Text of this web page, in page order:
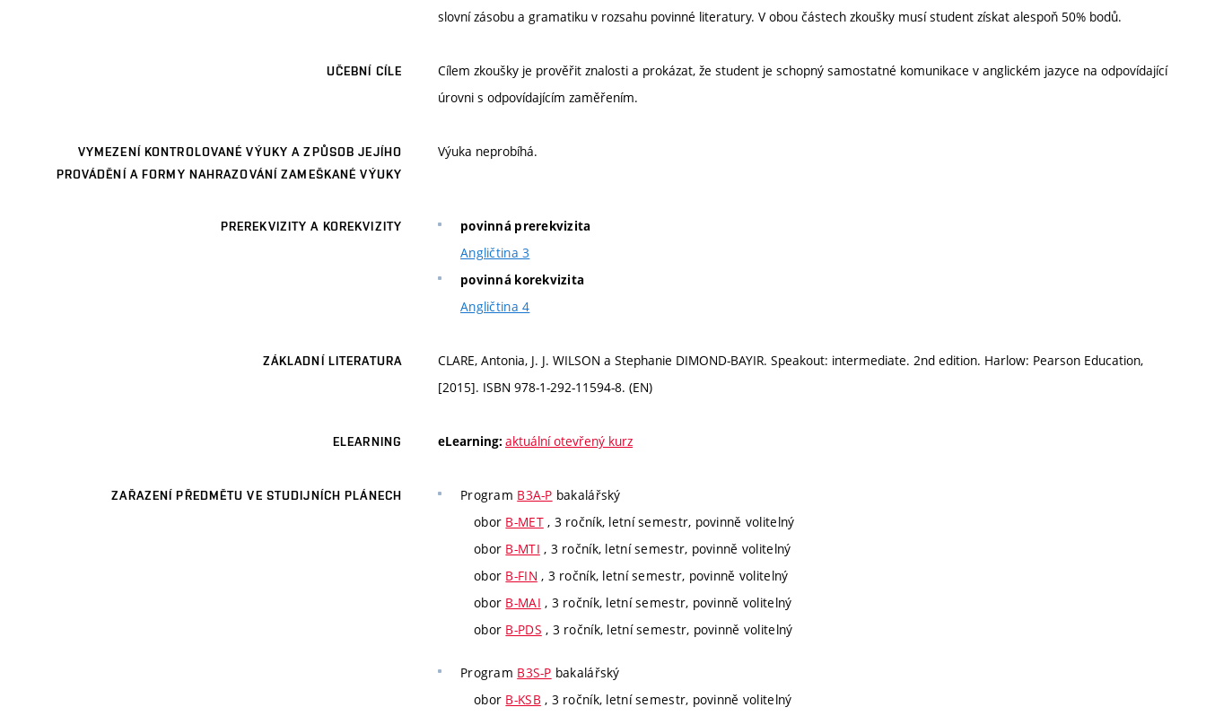
slovní zásobu a gramatiku v rozsahu povinné literatury. V obou částech zkoušky musí student získat alespoň 50% bodů.
UČEBNÍ CÍLE
Cílem zkoušky je prověřit znalosti a prokázat, že student je schopný samostatné komunikace v anglickém jazyce na odpovídající
úrovni s odpovídajícím zaměřením.
VYMEZENÍ KONTROLOVANÉ VÝUKY A ZPŮSOB JEJÍHO
PROVÁDĚNÍ A FORMY NAHRAZOVÁNÍ ZAMEŠKANÉ VÝUKY
Výuka neprobíhá.
PREREKVIZITY A KOREKVIZITY povinná prerekvizita
Angličtina 3
povinná korekvizita
Angličtina 4
ZÁKLADNÍ LITERATURA
CLARE, Antonia, J. J. WILSON a Stephanie DIMOND-BAYIR. Speakout: intermediate. 2nd edition. Harlow: Pearson Education,
[2015]. ISBN 978-1-292-11594-8. (EN)
ELEARNING eLearning: aktuální otevřený kurz
ZAŘAZENÍ PŘEDMĚTU VE STUDIJNÍCH PLÁNECH Program B3A-P bakalářský
obor B-MET, 3 ročník, letní semestr, povinně volitelný
obor B-MTI , 3 ročník, letní semestr, povinně volitelný
obor B-FIN , 3 ročník, letní semestr, povinně volitelný
obor B-MAI , 3 ročník, letní semestr, povinně volitelný
obor B-PDS , 3 ročník, letní semestr, povinně volitelný
Program B3S-P bakalářský
obor B-KSB , 3 ročník, letní semestr, povinně volitelný